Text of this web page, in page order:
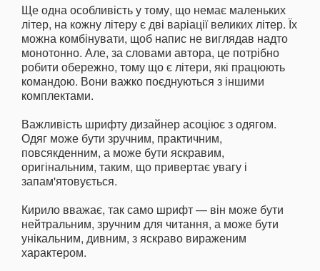
Ще одна особливість у тому, що немає маленьких
літер, на кожну літеру є дві варіації великих літер. Їх
можна комбінувати, щоб напис не виглядав надто
монотонно. Але, за словами автора, це потрібно
робити обережно, тому що є літери, які працюють
командою. Вони важко поєднуються з іншими
комплектами.
Важливість шрифту дизайнер асоціює з одягом.
Одяг може бути зручним, практичним,
повсякденним, а може бути яскравим,
оригінальним, таким, що привертає увагу і
запам'ятовується.
Кирило вважає, так само шрифт — він може бути
нейтральним, зручним для читання, а може бути
унікальним, дивним, з яскраво вираженим
характером.